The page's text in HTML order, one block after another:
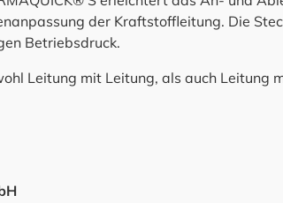
der Kraftstoffleitung. Die
Betriebsdruck.
Leitung mit Leitung, als auch Leitung